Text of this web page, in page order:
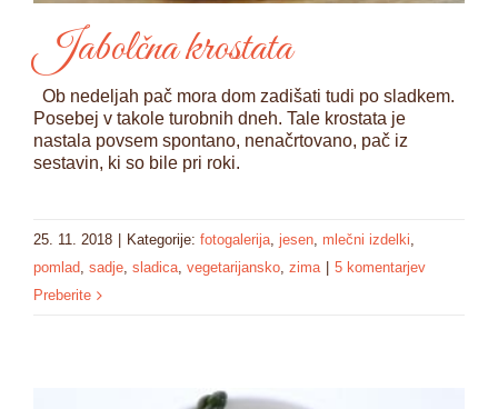
Jabolčna krostata
Ob nedeljah pač mora dom zadišati tudi po sladkem.
Posebej v takole turobnih dneh. Tale krostata je
nastala povsem spontano, nenačrtovano, pač iz
sestavin, ki so bile pri roki.
25. 11. 2018 Kategorije: fotogalerija, jesen, mlečni izdelki,
pomlad, sadje, sladica, vegetarijansko, zima
5 komentarjev
Preberite